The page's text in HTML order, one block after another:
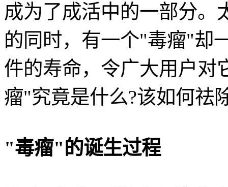
成为了成活中的一部分。
的同时，有一个"毒瘤"却
件的寿命，令广大用户对
瘤"究竟是什么?该如何祛
"毒瘤"的诞生过程